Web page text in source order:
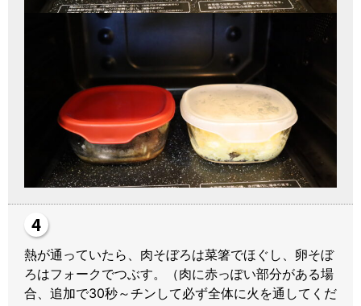
熱が通っていたら、肉そぼろは菜箸でほぐし、卵そぼ
ろはフォークでつぶす。（肉に赤っぽい部分がある場
合、追加で30秒～チンして必ず全体に火を通してくだ